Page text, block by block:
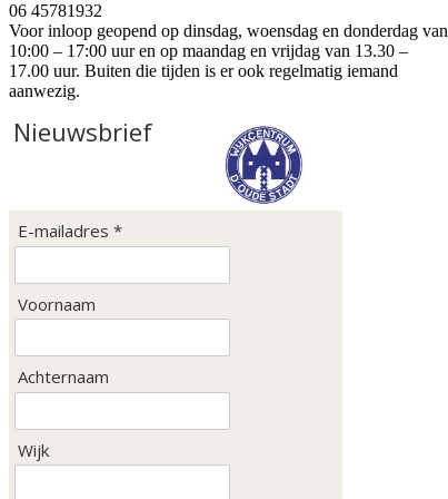
06 45781932
Voor inloop geopend op dinsdag, woensdag en donderdag van
10:00 – 17:00 uur en op maandag en vrijdag van 13.30 –
17.00 uur. Buiten die tijden is er ook regelmatig iemand
aanwezig.
Nieuwsbrief
E-mailadres *
Voornaam
Achternaam
Wijk